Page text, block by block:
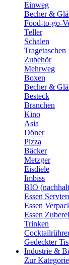
Einweg
Becher &
Food-to-go-
Teller
Schalen
Tragetaschen
Zubehör
Mehrweg
Boxen
Becher &
Besteck
Branchen
Kino
Asia
Döner
Pizza
Bäcker
Metzger
Eisdiele
Imbiss
BIO
Essen
Essen
Essen
Trinken
Gedeckter
Industrie &
Zur